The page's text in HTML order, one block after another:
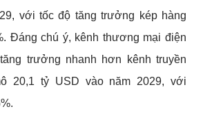
với tốc độ tăng trưởng kép hàng
Đáng chú ý, kênh thương mại điện
trưởng nhanh hơn kênh truyền
20,1 tỷ USD vào năm 2029, với